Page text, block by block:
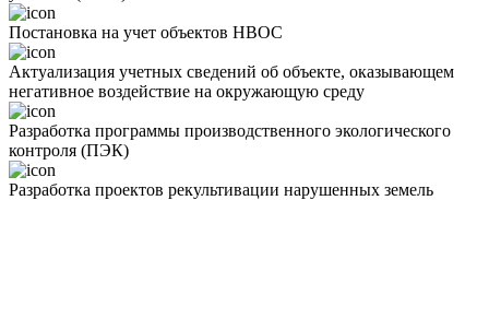
Постановка на учет объектов НВОС
Актуализация учетных сведений об объекте, оказывающем
негативное воздействие на окружающую среду
Разработка программы производственного экологического
контроля (ПЭК)
Разработка проектов рекультивации нарушенных земель